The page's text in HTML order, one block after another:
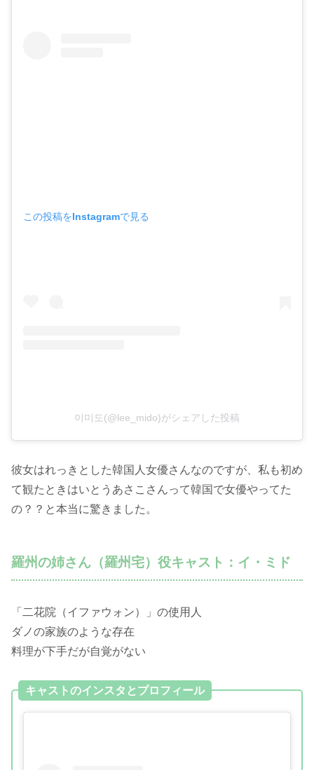
この投稿をInstagramで見る
이미도(@lee_mido)がシェアした投稿
彼女はれっきとした韓国人女優さんなのですが、私も初め
て観たときはいとうあさこさんって韓国で女優やってた
の？？と本当に驚きました。
羅州の姉さん（羅州宅）役キャスト：イ・ミド
「二花院（イファウォン）」の使用人
ダノの家族のような存在
料理が下手だが自覚がない
キャストのインスタとプロフィール